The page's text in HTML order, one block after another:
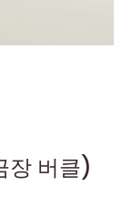
장 버클)